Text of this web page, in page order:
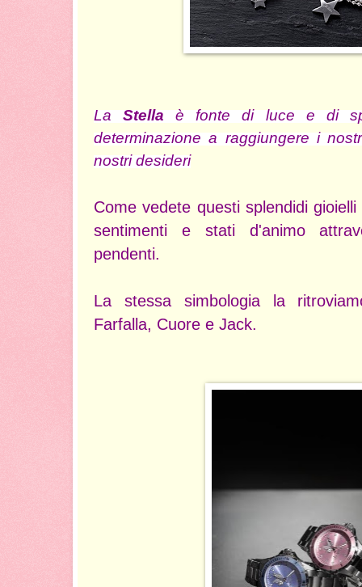
LaStellaè fonte di luce e di
determinazione a raggiungere i
nostri desideri
Come vedete questi splendidi
sentimenti e stati d'animo
pendenti.
La stessa simbologia la
Farfalla, Cuore e Jack.